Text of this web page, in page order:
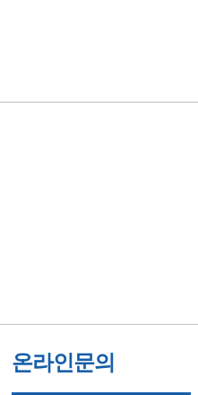
온라인문의